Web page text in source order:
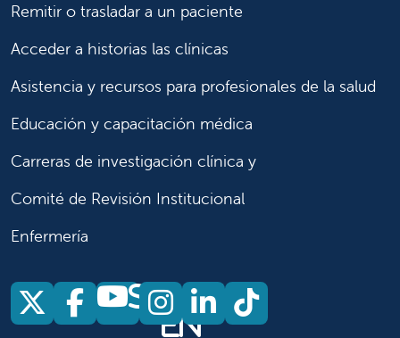
Remitir o trasladar a un paciente
Acceder a historias las clínicas
Asistencia y recursos para profesionales de la salud
Educación y capacitación médica
Carreras de investigación clínica y
Comité de Revisión Institucional
Enfermería
Síganos en X
Síganos en Facebook
Síganos
en
Síganos en
Síganos en
Síganos